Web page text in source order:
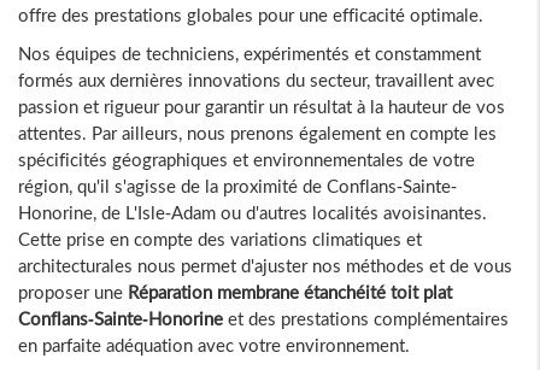
offre des prestations globales pour une efficacité optimale.
Nos équipes de techniciens, expérimentés et constamment
formés aux dernières innovations du secteur, travaillent avec
passion et rigueur pour garantir un résultat à la hauteur de vos
attentes. Par ailleurs, nous prenons également en compte les
spécificités géographiques et environnementales de votre
région, qu'il s'agisse de la proximité de Conflans-Sainte-
Honorine, de L'Isle-Adam ou d'autres localités avoisinantes.
Cette prise en compte des variations climatiques et
architecturales nous permet d'ajuster nos méthodes et de vous
proposer une Réparation membrane étanchéité toit plat
Conflans-Sainte-Honorine et des prestations complémentaires
en parfaite adéquation avec votre environnement.